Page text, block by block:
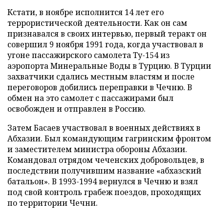
Кстати, в ноябре исполнится 14 лет его
террористической деятельности. Как он сам
признавался в своих интервью, первый теракт он
совершил 9 ноября 1991 года, когда участвовал в
угоне пассажирского самолета Ту-154 из
аэропорта Минеральные Воды в Турцию. В Турции
захватчики сдались местным властям и после
переговоров добились переправки в Чечню. В
обмен на это самолет с пассажирами был
освобожден и отправлен в Россию.
Затем Басаев участвовал в военных действиях в
Абхазии. Был командующим гагринским фронтом
и заместителем министра обороны Абхазии.
Командовал отрядом чеченских добровольцев, в
последствии получившим название «абхазский
батальон». В 1993-1994 вернулся в Чечню и взял
под свой контроль грабеж поездов, проходящих
по территории Чечни.